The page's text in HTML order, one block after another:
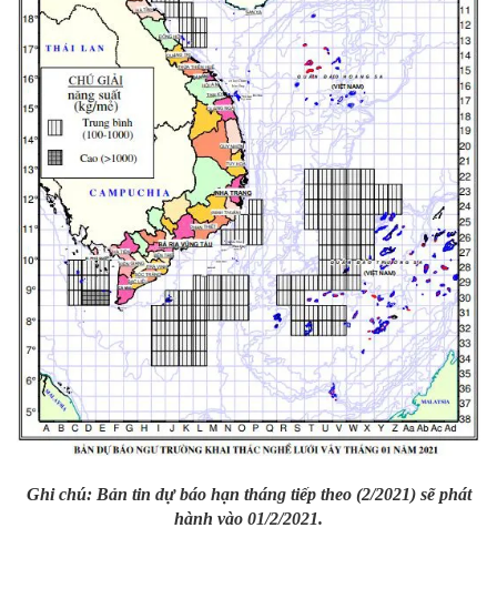
Ghi chú: Bản tin dự báo hạn tháng tiếp theo (2/2021) sẽ phát
hành vào 01/2/2021.